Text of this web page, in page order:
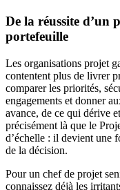
De la réussite d’un
portefeuille
Les organisations projet
contentent plus de livrer
comparer les priorités,
engagements et donner
avance, de ce qui dérive
précisément là que le
d’échelle : il devient une
de la décision.
Pour un chef de projet
connaissez déjà les